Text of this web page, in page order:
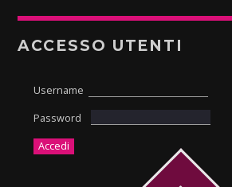
ACCESSO UTENTI
Username
Password